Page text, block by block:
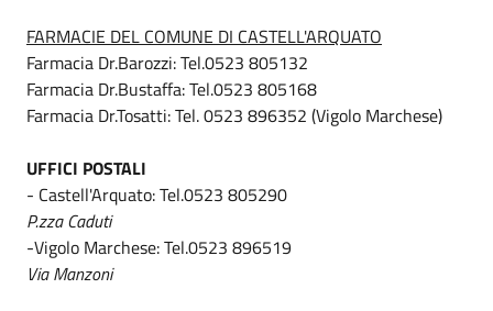
FARMACIE DEL COMUNE DI CASTELL'ARQUATO
Farmacia Dr.Barozzi: Tel.0523 805132
Farmacia Dr.Bustaffa: Tel.0523 805168
Farmacia Dr.Tosatti: Tel. 0523 896352 (Vigolo Marchese)
UFFICI POSTALI
- Castell'Arquato: Tel.0523 805290
P.zza Caduti
-Vigolo Marchese: Tel.0523 896519
Via Manzoni